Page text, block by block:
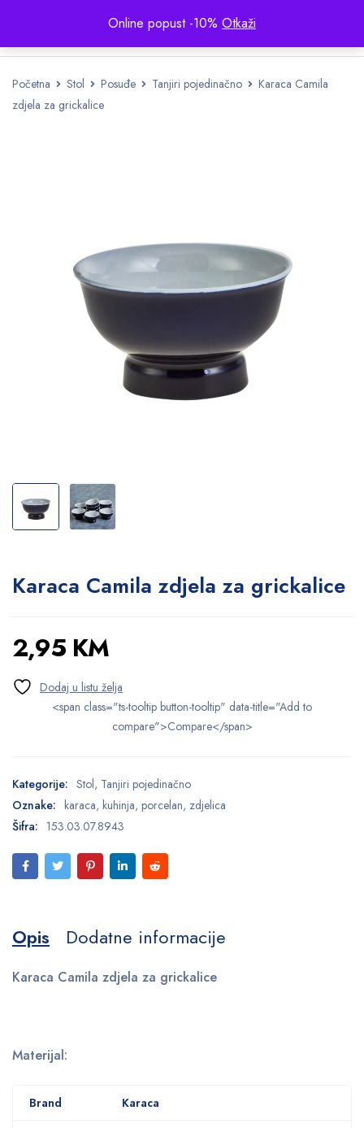
Online popust -10% Otkaži
Početna Stol Posuđe Tanjiri pojedinačno
Karaca Camila
zdjela za grickalice
Karaca Camila zdjela za grickalice
2,95 KM
<span class="ts-tooltip button-tooltip" data-title="Add to
compare">Compare</span>
Kategorije: Stol, Tanjiri pojedinačno
Oznake: karaca, kuhinja, porcelan, zdjelica
Šifra: 153.03.07.8943
Opis Dodatne informacije
Karaca Camila zdjela za grickalice
Materijal:
Brand Karaca